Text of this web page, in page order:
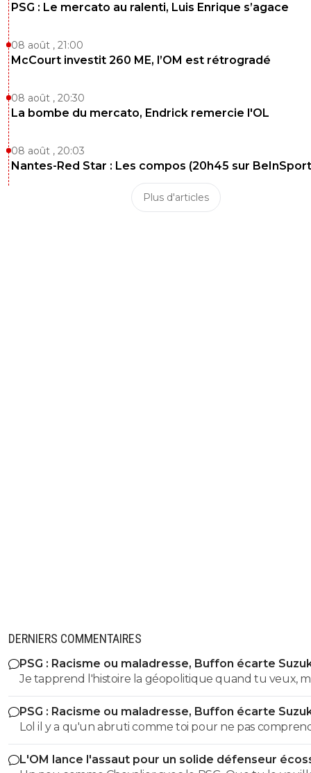
PSG : Le mercato au ralenti, Luis Enrique s’agace
08 août , 21:00
McCourt investit 260 ME, l’OM est rétrogradé
08 août , 20:30
La bombe du mercato, Endrick remercie l'OL
08 août , 20:03
Nantes-Red Star : Les compos (20h45 sur
Plus d'articles
DERNIERS COMMENTAIRES
PSG : Racisme ou maladresse, Buffon écarte
Je tapprend l'histoire la géopolitique quand tu veux,
déjà commence a apprendre et a comprendre un texte
simple parceque visiblement t'as eu du mal avec le
88 🤣😂🫵 On verra pour le reste ensuite si t'es sage
PSG : Racisme ou maladresse, Buffon écarte
Lol il y a qu'un abruti comme toi pour ne pas
que je parlais des numero de maillot 88.. meme le dernier
des cretin l'avais compris... surtout que cetait le sujet
L'OM lance l'assaut pour un solide défenseur